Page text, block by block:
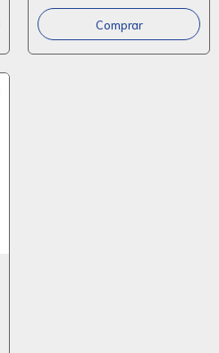
Comprar